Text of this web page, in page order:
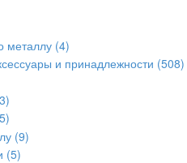
металлу (4)
и принадлежности (508)
(9)
(5)